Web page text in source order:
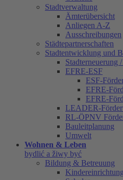
Stadtverwaltung
Ämterübersicht
Anliegen A-Z
Ausschreibungen
Städtepartnerschaften
Stadtentwicklung und
Stadterneuerung
EFRE-ESF
ESF-
EFRE-
EFRE-
LEADER-
RL-ÖPNV
Bauleitplanung
Umwelt
Wohnen & Leben
bydlić a žiwy być
Bildung & Betreuung